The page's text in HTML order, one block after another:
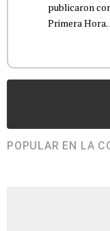
publicaron
Primera Hora.
POPULAR EN LA